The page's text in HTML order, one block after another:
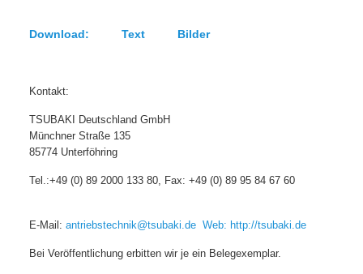
Download: Text Bilder
Kontakt:
TSUBAKI Deutschland GmbH
Münchner Straße 135
85774 Unterföhring
Tel.:+49 (0) 89 2000 133 80, Fax: +49 (0) 89 95 84 67 60
E-Mail:antriebstechnik@tsubaki.de Web: http://tsubaki.de
Bei Veröffentlichung erbitten wir je ein Belegexemplar.